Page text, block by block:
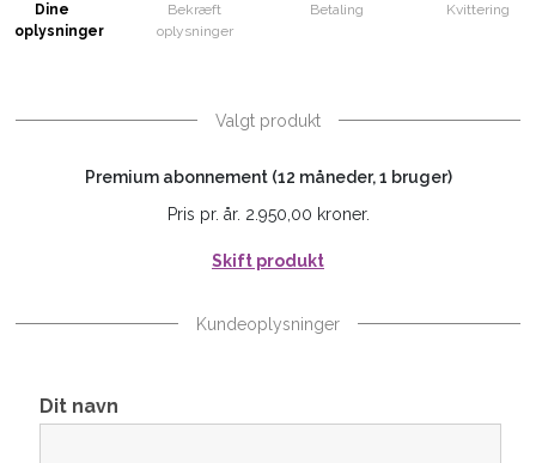
Dine
oplysninger
Bekræft
oplysninger
Betaling Kvittering
Valgt produkt
Premium abonnement (12 måneder, 1 bruger)
Pris pr. år. 2.950,00 kroner.
Skift produkt
Kundeoplysninger
Dit navn